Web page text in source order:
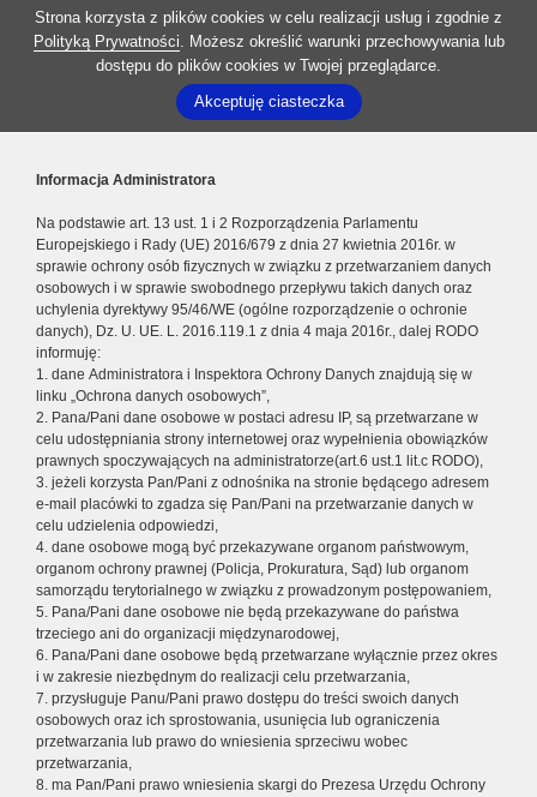
Strona korzysta z plików cookies w celu realizacji usług i zgodnie z
Polityką Prywatności. Możesz określić warunki przechowywania lub
dostępu do plików cookies w Twojej przeglądarce.
Akceptuję ciasteczka
Informacja Administratora
Na podstawie art. 13 ust. 1 i 2 Rozporządzenia Parlamentu
Europejskiego i Rady (UE) 2016/679 z dnia 27 kwietnia 2016r. w
sprawie ochrony osób fizycznych w związku z przetwarzaniem danych
osobowych i w sprawie swobodnego przepływu takich danych oraz
uchylenia dyrektywy 95/46/WE (ogólne rozporządzenie o ochronie
danych), Dz. U. UE. L. 2016.119.1 z dnia 4 maja 2016r., dalej RODO
informuję:
1. dane Administratora i Inspektora Ochrony Danych znajdują się w
linku „Ochrona danych osobowych”,
2. Pana/Pani dane osobowe w postaci adresu IP, są przetwarzane w
celu udostępniania strony internetowej oraz wypełnienia obowiązków
prawnych spoczywających na administratorze(art.6 ust.1 lit.c RODO),
3. jeżeli korzysta Pan/Pani z odnośnika na stronie będącego adresem
e-mail placówki to zgadza się Pan/Pani na przetwarzanie danych w
celu udzielenia odpowiedzi,
4. dane osobowe mogą być przekazywane organom państwowym,
organom ochrony prawnej (Policja, Prokuratura, Sąd) lub organom
samorządu terytorialnego w związku z prowadzonym postępowaniem,
5. Pana/Pani dane osobowe nie będą przekazywane do państwa
trzeciego ani do organizacji międzynarodowej,
6. Pana/Pani dane osobowe będą przetwarzane wyłącznie przez okres
i w zakresie niezbędnym do realizacji celu przetwarzania,
7. przysługuje Panu/Pani prawo dostępu do treści swoich danych
osobowych oraz ich sprostowania, usunięcia lub ograniczenia
przetwarzania lub prawo do wniesienia sprzeciwu wobec
przetwarzania,
8. ma Pan/Pani prawo wniesienia skargi do Prezesa Urzędu Ochrony